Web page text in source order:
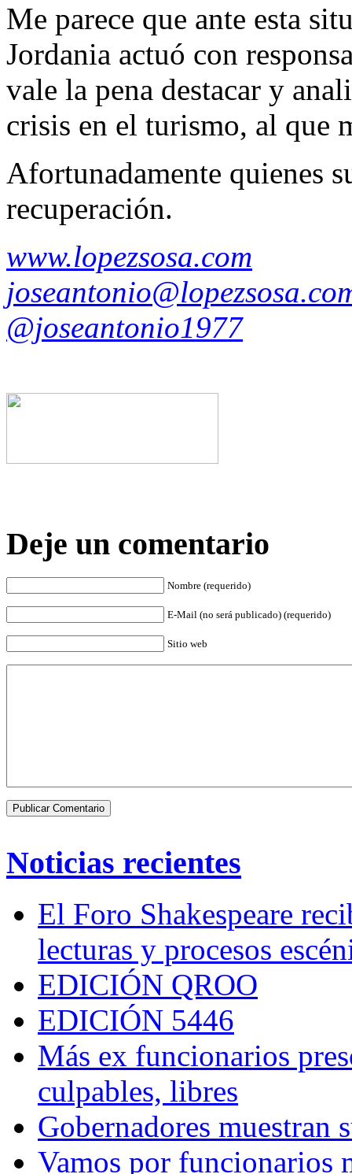
Me parece que ante esta
Jordania actuó con
vale la pena destacar y
crisis en el turismo, al que
Afortunadamente quienes
recuperación.
www.lopezsosa.com
@joseantonio1977
Deje un comentario
Nombre (requerido)
E-Mail (no será publicado) (requerido)
Sitio web
Noticias recientes
El Foro Shakespeare
lecturas y procesos
EDICIÓN QROO
EDICIÓN 5446
Más ex funcionarios
culpables, libres
Gobernadores muestran
Vamos por funcionarios